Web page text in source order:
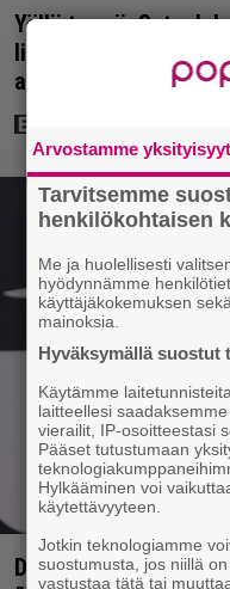
Yöllä tv:ssä:
lihakset nopeasti
arvosana on 7,6
Diandra julkaisi
Arvostamme
Tarvitsemme
henkilökohtaisen
Me ja huolellisesti
hyödynnämme
käyttäjäkokemuksen
mainoksia.
Hyväksymällä suostut
Käytämme
laitteellesi
vierailit, IP-osoitteestasi
Pääset tutustumaan
Hylkääminen voi
käytettävyyteen.
Jotkin teknologiamme
suostumusta, jos niillä
vastustaa tätä tai